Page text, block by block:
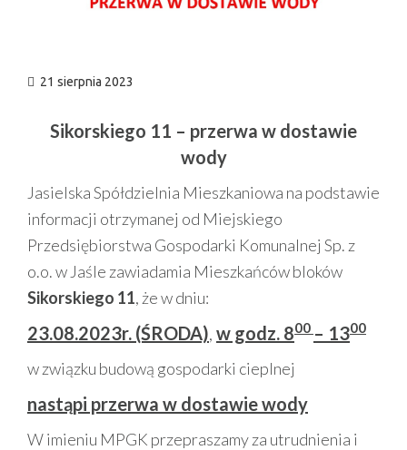
21 sierpnia 2023
Sikorskiego 11 – przerwa w dostawie
wody
Jasielska Spółdzielnia Mieszkaniowa na podstawie
informacji otrzymanej od Miejskiego
Przedsiębiorstwa Gospodarki Komunalnej Sp. z
o.o. w Jaśle zawiadamia Mieszkańców bloków
Sikorskiego 11, że w dniu:
23.08.2023r. (ŚRODA) w godz. 800 – 1300
w związku budową gospodarki cieplnej
nastąpi przerwa w dostawie wody
W imieniu MPGK przepraszamy za utrudnienia i